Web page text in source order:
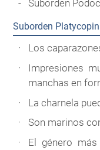
Suborden
Suborden
Los
Impresiones
manchas en
La charnela
Son marinos
El género más